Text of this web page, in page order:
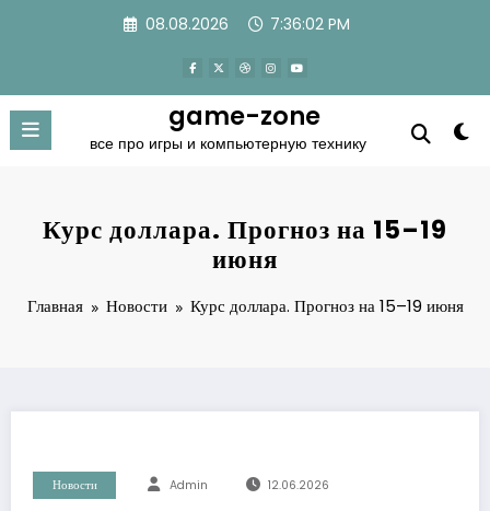
08.08.2026 7:36:03 PM
game-zone
все про игры и компьютерную технику
Курс доллара. Прогноз на 15–19
июня
Главная Новости Курс доллара. Прогноз на 15–19 июня
Новости Admin 12.06.2026